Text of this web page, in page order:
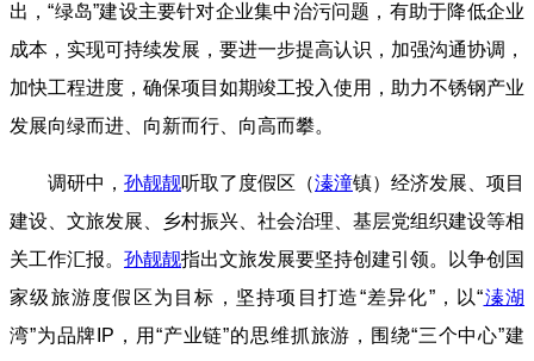
出，“绿岛”建设主要针对企业集中治污问题，有助于降低企业
成本，实现可持续发展，要进一步提高认识，加强沟通协调，
加快工程进度，确保项目如期竣工投入使用，助力不锈钢产业
发展向绿而进、向新而行、向高而攀。
调研中， 孙靓靓听取了度假区（溱潼镇）经济发展、项目
建设、文旅发展、乡村振兴、社会治理、基层党组织建设等相
关工作汇报。 孙靓靓指出文旅发展要坚持创建引领。以争创国
家级旅游度假区为目标，坚持项目打造“差异化”，以“溱湖
湾”为品牌IP，用“产业链”的思维抓旅游，围绕“三个中心”建